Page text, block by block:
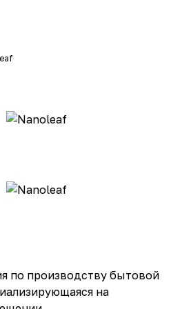
по производству бытовой
на